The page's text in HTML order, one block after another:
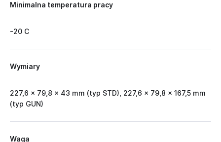
Minimalna temperatura pracy
-20 C
Wymiary
227,6 x 79,8 x 43 mm (typ STD), 227,6 x 79,8 x 167,5 mm
(typ GUN)
Waga